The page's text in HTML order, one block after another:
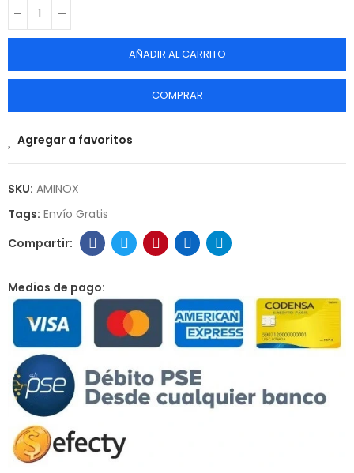
AÑADIR AL CARRITO
COMPRAR
Agregar a favoritos
SKU: AMINOX
Tags: Envío Gratis
Medios de pago: